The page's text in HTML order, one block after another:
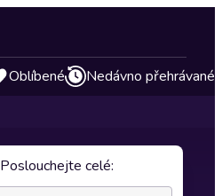
Oblíbené Nedávno přehrávané
Poslouchejte celé: